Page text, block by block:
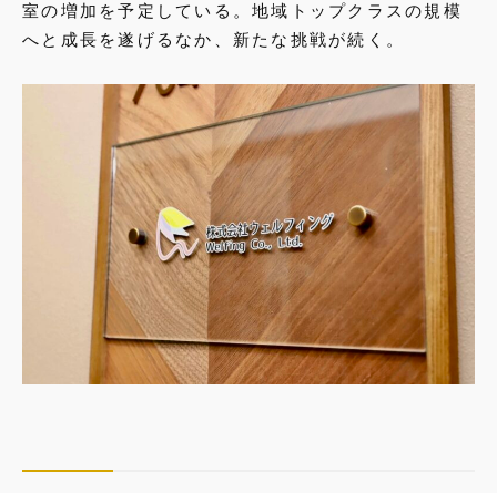
室の増加を予定している。地域トップクラスの規模
へと成長を遂げるなか、新たな挑戦が続く。